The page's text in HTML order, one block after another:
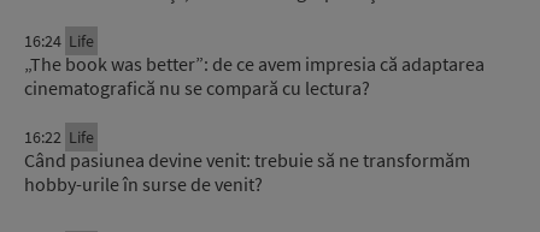
16:24 Life
„The book was better”: de ce avem impresia că adaptarea
cinematografică nu se compară cu lectura?
16:22 Life
Când pasiunea devine venit: trebuie să ne transformăm
hobby-urile în surse de venit?